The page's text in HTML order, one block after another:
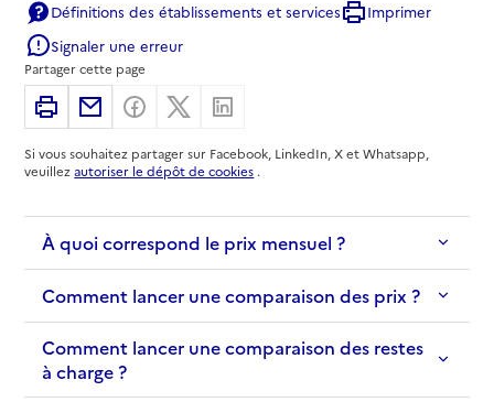
Définitions des établissements et services
Imprimer
Signaler une erreur
Partager cette page
ImprimerPartager par email
Partager sur Facebook
Partager sur X
Si vous souhaitez partager sur Facebook, LinkedIn, X et Whatsapp,
veuillezautoriser le dépôt de cookies .
À quoi correspond le prix mensuel ?
Comment lancer une comparaison des prix ?
Comment lancer une comparaison des restes
à charge ?